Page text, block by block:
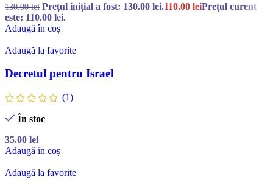
130.00lei Prețul inițial a fost: 130.00 lei.110.00 leiPrețul curent
este: 110.00 lei.
Adaugă în coș
Adaugă la favorite
Decretul pentru Israel
(1)
În stoc
35.00 lei
Adaugă în coș
Adaugă la favorite